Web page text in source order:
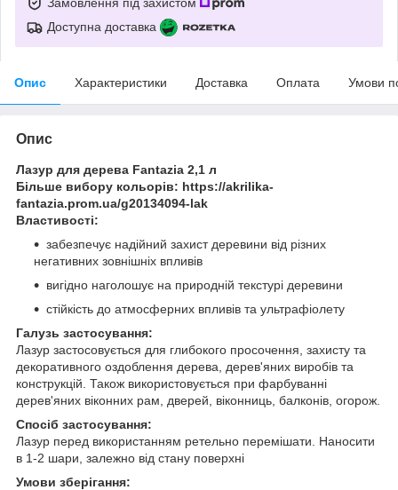
Доступна доставка
Опис Характеристики Доставка Оплата Умови
Опис
Лазур для дерева Fantazia 2,1 л
Більше вибору кольорів: https://akrilika-
fantazia.prom.ua/g20134094-lak
Властивості:
забезпечує надійний захист деревини від різних
негативних зовнішніх впливів
вигідно наголошує на природній текстурі деревини
стійкість до атмосферних впливів та ультрафіолету
Галузь застосування:
Лазур застосовується для глибокого просочення, захисту та
декоративного оздоблення дерева, дерев'яних виробів та
конструкцій. Також використовується при фарбуванні
дерев'яних віконних рам, дверей, віконниць, балконів, огорож.
Спосіб застосування:
Лазур перед використанням ретельно перемішати. Наносити
в 1-2 шари, залежно від стану поверхні
Умови зберігання: